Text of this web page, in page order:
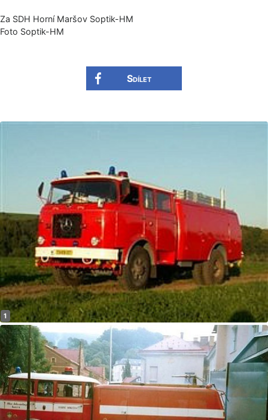
Za SDH Horní Maršov Soptik-HM
Foto Soptik-HM
Sdílet